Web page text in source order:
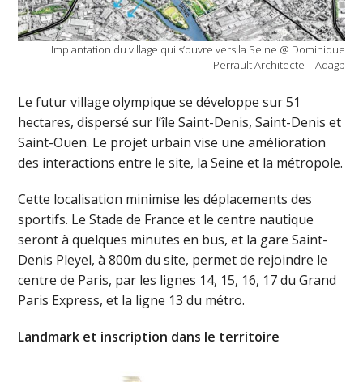
Implantation du village qui s’ouvre vers la Seine @ Dominique
Perrault Architecte – Adagp
Le futur village olympique se développe sur 51
hectares, dispersé sur l’île Saint-Denis, Saint-Denis et
Saint-Ouen. Le projet urbain vise une amélioration
des interactions entre le site, la Seine et la métropole.
Cette localisation minimise les déplacements des
sportifs. Le Stade de France et le centre nautique
seront à quelques minutes en bus, et la gare Saint-
Denis Pleyel, à 800m du site, permet de rejoindre le
centre de Paris, par les lignes 14, 15, 16, 17 du Grand
Paris Express, et la ligne 13 du métro.
Landmark et inscription dans le territoire